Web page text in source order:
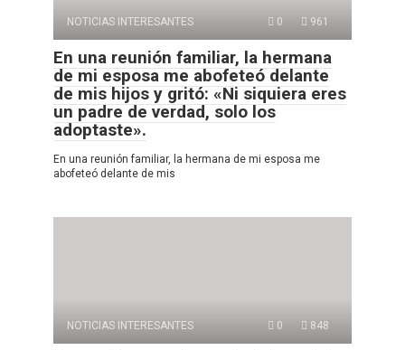
NOTICIAS INTERESANTES 0 961
En una reunión familiar, la hermana
de mi esposa me abofeteó delante
de mis hijos y gritó: «Ni siquiera eres
un padre de verdad, solo los
adoptaste».
En una reunión familiar, la hermana de mi esposa me
abofeteó delante de mis
NOTICIAS INTERESANTES 0 848